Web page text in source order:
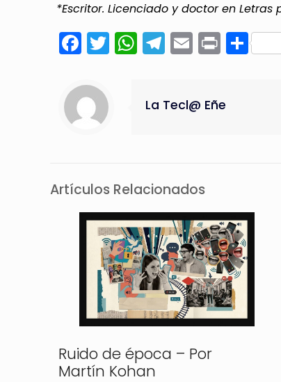
*Escritor. Licenciado y doctor en Letras
Facebook
Twitter
WhatsApp
Telegram
Email
Print
La Tecl@ Eñe
Artículos Relacionados
Ruido de época – Por
Martín Kohan